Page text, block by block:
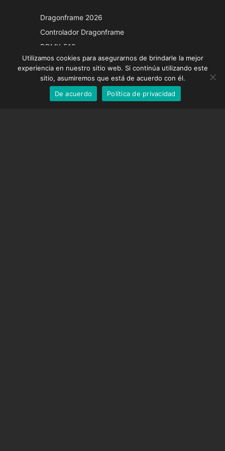
Dragonframe 2026
Controlador Dragonframe
DDMX-512
DMC-32
Tapa de corrección EOS LV
Utilizamos cookies para asegurarnos de brindarle la mejor
experiencia en nuestro sitio web. Si continúa utilizando este
sitio, asumiremos que está de acuerdo con él.
De acuerdo
Política de privacidad
Spanish
English
German